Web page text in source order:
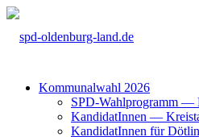
Kom­mu­nal­wahl 2026
SPD-Wahl­pro­gramm —
Kan­di­da­tIn­nen —
Kan­di­da­tIn­nen für